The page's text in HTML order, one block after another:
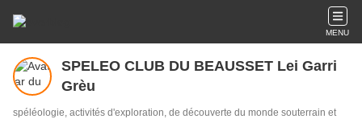
MENU
SPELEO CLUB DU BEAUSSET Lei Garri
Grèu
spéléologie, activités d'exploration, de découverte du monde souterrain et